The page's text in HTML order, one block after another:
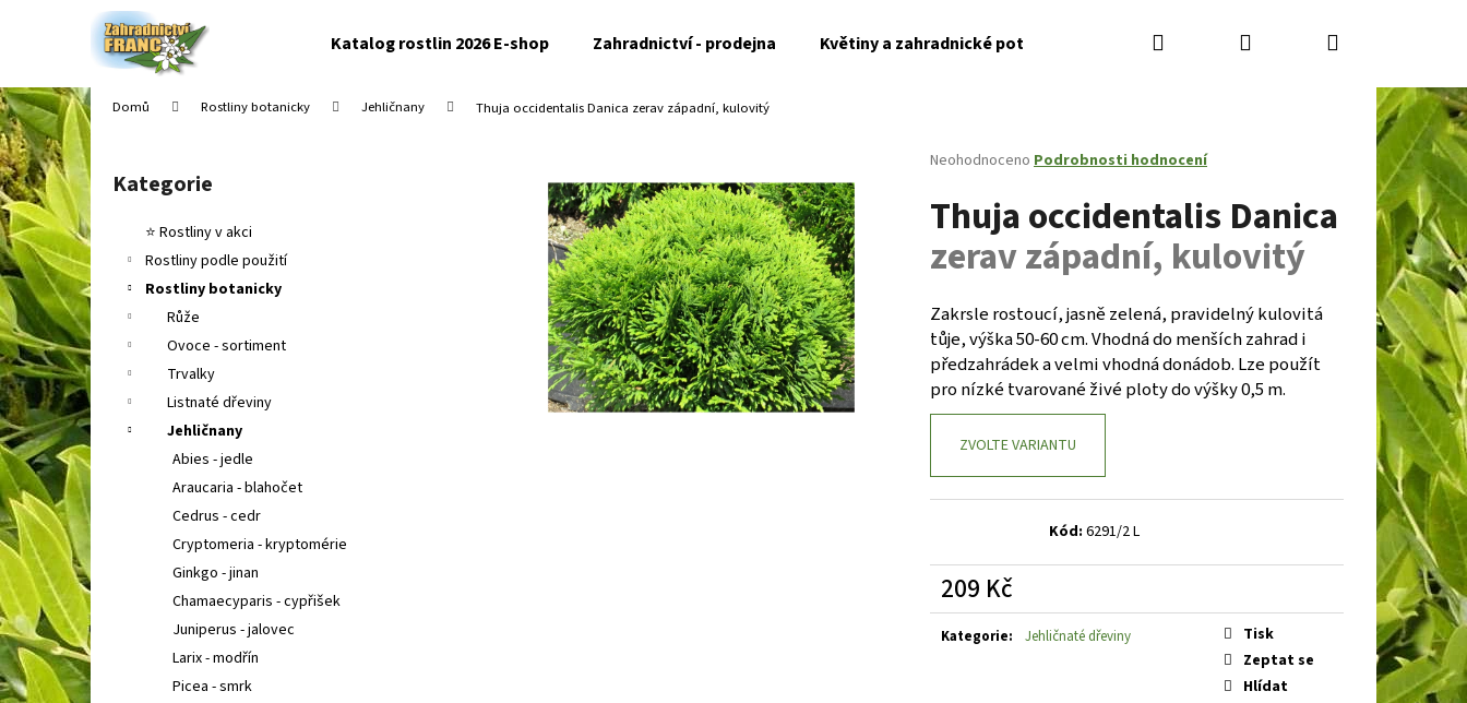
Katalog rostlin 2026 E-shop Zahradnictví - prodejna Květiny a zahradnické potřeby Kontakty Jak nakupovat
Hledat PřihlášeníNákupní
košík
Domů Rostliny botanicky Jehličnany Thuja occidentalis Danica zerav západní, kulovitý
P
o
s
t
r
a
n
n
í
p
a
n
e
l
Přeskočit
kategorie
Kategorie
⭐ Rostliny v akci
Rostliny podle použití
Rostliny botanicky
Růže
Ovoce - sortiment
Trvalky
Listnaté dřeviny
Jehličnany
Abies - jedle
Araucaria - blahočet
Cedrus - cedr
Cryptomeria - kryptomérie
Ginkgo - jinan
Chamaecyparis - cypřišek
Juniperus - jalovec
Larix - modřín
Picea - smrk
Průměrné
produktu
z
hvězdiček.
Neohodnoceno Podrobnosti hodnocení
Thuja occidentalis Danica
zerav západní, kulovitý
Zakrsle rostoucí, jasně zelená, pravidelný kulovitá
tůje, výška 50-60 cm. Vhodná do menších zahrad i
předzahrádek a velmi vhodná donádob. Lze použít
pro nízké tvarované živé ploty do výšky 0,5 m.
ZVOLTE VARIANTU
Kód: 6291/2 L
209 Kč
Měrná
cena:
Kategorie: Jehličnaté dřeviny
Tisk
Zeptat se
Hlídat
í
k
Zpět
do
obchodu
Zpět
do
obchodu
Co potřebujete najít?
HLEDAT
Doporučujeme
BUDDLEIA DAVIDII PRINCE CHARMING
DAVIDOVA
HEMEROCALLIS X BOOBY RUBYDENIVKA